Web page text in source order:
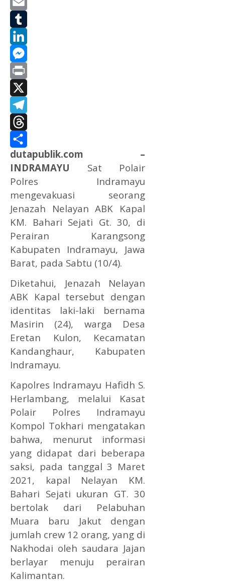
Mail
Email
Tumblr
LinkedIn
Messenger
Print
X
Telegram
Threads
Share
dutapublik.com –
INDRAMAYU Sat Polair
Polres Indramayu
mengevakuasi seorang
Jenazah Nelayan ABK Kapal
KM. Bahari Sejati Gt. 30, di
Perairan Karangsong
Kabupaten Indramayu, Jawa
Barat, pada Sabtu (10/4).
Diketahui, Jenazah Nelayan
ABK Kapal tersebut dengan
identitas laki-laki bernama
Masirin (24), warga Desa
Eretan Kulon, Kecamatan
Kandanghaur, Kabupaten
Indramayu.
Kapolres Indramayu Hafidh S.
Herlambang, melalui Kasat
Polair Polres Indramayu
Kompol Tokhari mengatakan
bahwa, menurut informasi
yang didapat dari beberapa
saksi, pada tanggal 3 Maret
2021, kapal Nelayan KM.
Bahari Sejati ukuran GT. 30
bertolak dari Pelabuhan
Muara baru Jakut dengan
jumlah crew 12 orang, yang di
Nakhodai oleh saudara Jajan
berlayar menuju perairan
Kalimantan.